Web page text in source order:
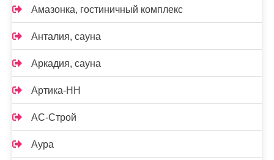
Амазонка, гостиничный комплекс
Анталия, сауна
Аркадия, сауна
Артика-НН
АС-Строй
Аура